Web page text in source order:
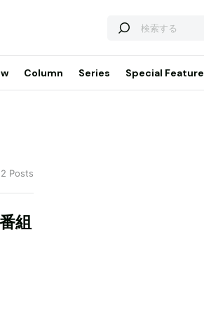
Column Series Special Feature
Posts
組